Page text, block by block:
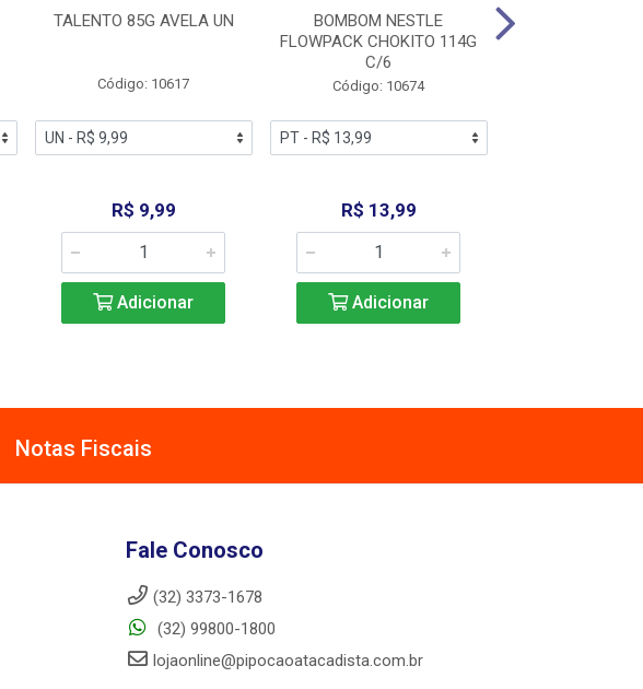
TALENTO 85G AVELA UN
Código: 10617
R$ 9,99
Adicionar
BOMBOM NESTLE
FLOWPACK CHOKITO 114G
C/6
Código: 10674
R$ 13,99
Adicionar
Notas Fiscais
Fale Conosco
(32) 3373-1678
(32) 99800-1800
lojaonline@pipocaoatacadista.com.br